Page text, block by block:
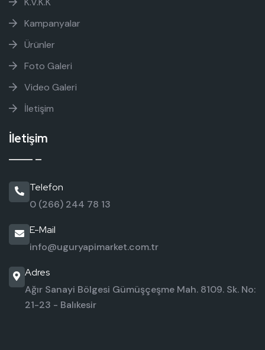
Kampanyalar
Ürünler
Foto Galeri
Video Galeri
İletişim
İletişim
Telefon
0 (266) 244 78 13
E-Mail
info@uguryapimarket.com.tr
Adres
Ağır Sanayi Bölgesi Gümüşçeşme Mah. 8109. Sk. No:
21-23 - Balıkesir